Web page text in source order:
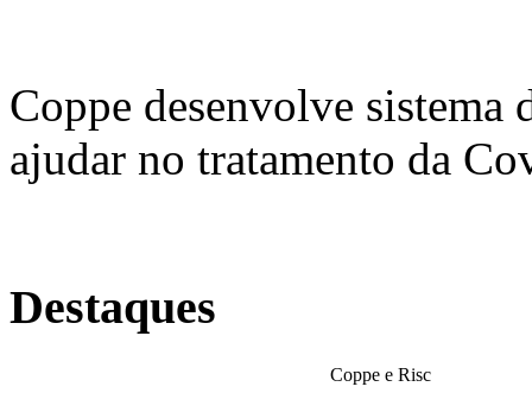
Coppe desenvolve sistema
ajudar no tratamento da
Destaques
Coppe e Risc